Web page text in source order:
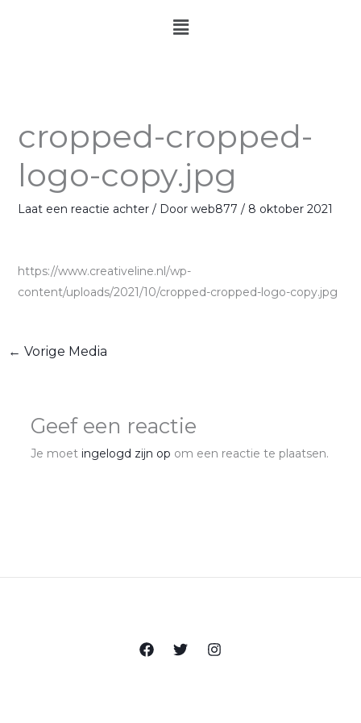
Menu
cropped-cropped-
logo-copy.jpg
Laat een reactie achter / Door web877 / 8 oktober 2021
https://www.creativeline.nl/wp-
content/uploads/2021/10/cropped-cropped-logo-copy.jpg
← Vorige Media
Geef een reactie
Je moet ingelogd zijn op om een reactie te plaatsen.